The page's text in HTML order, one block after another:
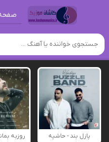
پازل بند - حاشیه
روزبه